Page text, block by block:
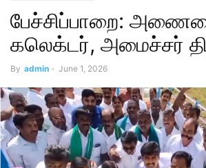
பேச்சிப்பாறை:
கலெக்டர், அமைச்சர்
By admin - June 1, 2026